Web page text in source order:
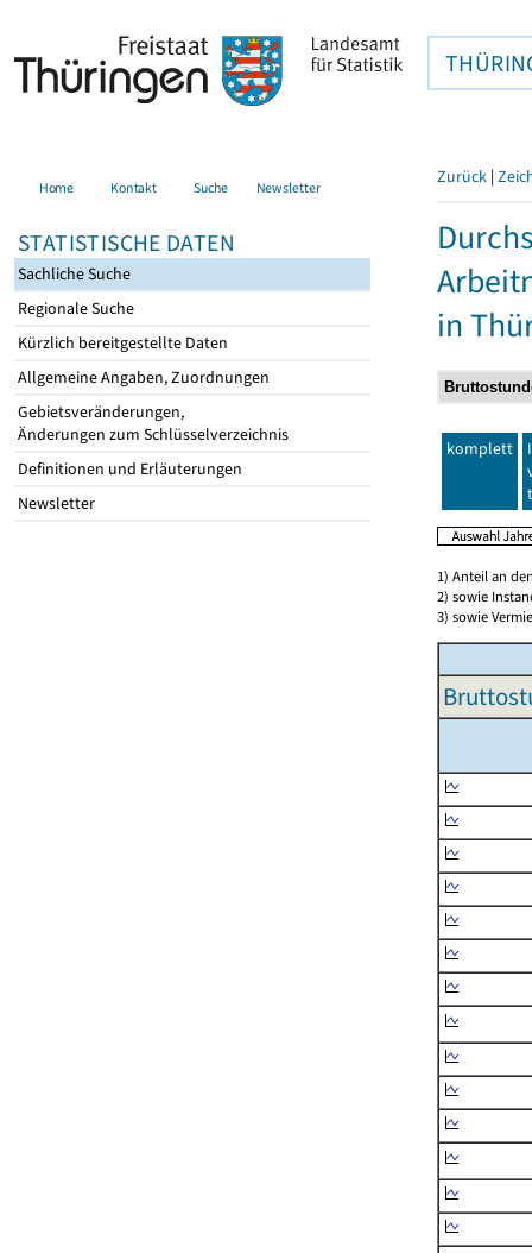
Home Kontakt Suche Newsletter
STATISTISCHE DATEN
Sachliche Suche
Regionale Suche
Kürzlich bereitgestellte Daten
Allgemeine Angaben, Zuordnungen
Gebietsveränderungen,
Änderungen zum Schlüsselverzeichnis
Definitionen und Erläuterungen
Newsletter
Zurück |
in
komplett
1) Anteil an
2) sowie
3) sowie